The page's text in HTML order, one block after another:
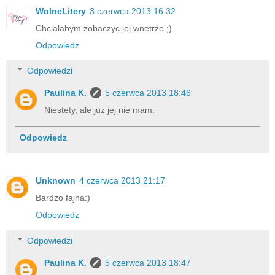
WolneLitery 3 czerwca 2013 16:32
Chcialabym zobaczyc jej wnetrze ;)
Odpowiedz
Odpowiedzi
Paulina K.
5 czerwca 2013 18:46
Niestety, ale już jej nie mam.
Odpowiedz
Unknown 4 czerwca 2013 21:17
Bardzo fajna:)
Odpowiedz
Odpowiedzi
Paulina K.
5 czerwca 2013 18:47